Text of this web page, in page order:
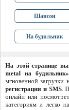
Шансон
На будильник
На этой странице
metal на
мгновенной
регистрации и SMS.
онлайн или
категориям и легко